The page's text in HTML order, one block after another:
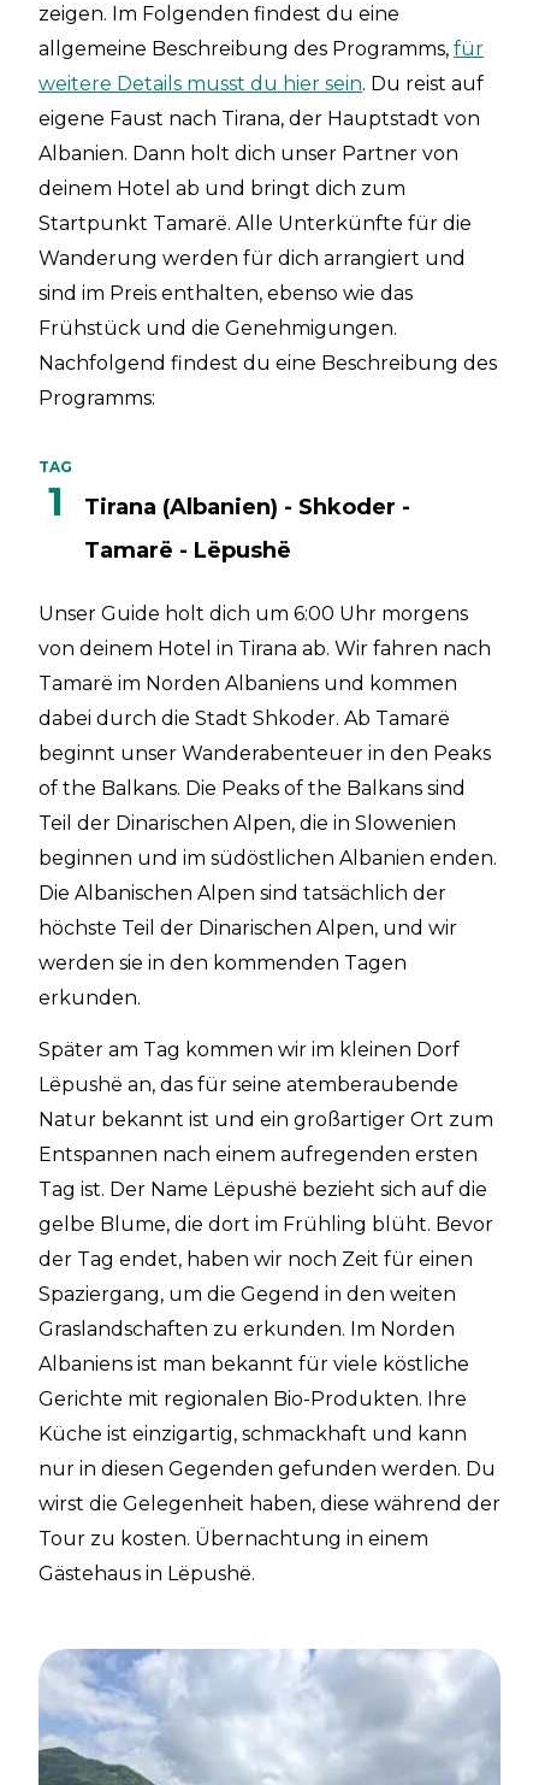
zeigen. Im Folgenden findest du eine
allgemeine Beschreibung des Programms, für
weitere Details musst du hier sein. Du reist auf
eigene Faust nach Tirana, der Hauptstadt von
Albanien. Dann holt dich unser Partner von
deinem Hotel ab und bringt dich zum
Startpunkt Tamarë. Alle Unterkünfte für die
Wanderung werden für dich arrangiert und
sind im Preis enthalten, ebenso wie das
Frühstück und die Genehmigungen.
Nachfolgend findest du eine Beschreibung des
Programms:
TAG
1
Tirana (Albanien) - Shkoder -
Tamarë - Lëpushë
Unser Guide holt dich um 6:00 Uhr morgens
von deinem Hotel in Tirana ab. Wir fahren nach
Tamarë im Norden Albaniens und kommen
dabei durch die Stadt Shkoder. Ab Tamarë
beginnt unser Wanderabenteuer in den Peaks
of the Balkans. Die Peaks of the Balkans sind
Teil der Dinarischen Alpen, die in Slowenien
beginnen und im südöstlichen Albanien enden.
Die Albanischen Alpen sind tatsächlich der
höchste Teil der Dinarischen Alpen, und wir
werden sie in den kommenden Tagen
erkunden.
Später am Tag kommen wir im kleinen Dorf
Lëpushë an, das für seine atemberaubende
Natur bekannt ist und ein großartiger Ort zum
Entspannen nach einem aufregenden ersten
Tag ist. Der Name Lëpushë bezieht sich auf die
gelbe Blume, die dort im Frühling blüht. Bevor
der Tag endet, haben wir noch Zeit für einen
Spaziergang, um die Gegend in den weiten
Graslandschaften zu erkunden. Im Norden
Albaniens ist man bekannt für viele köstliche
Gerichte mit regionalen Bio-Produkten. Ihre
Küche ist einzigartig, schmackhaft und kann
nur in diesen Gegenden gefunden werden. Du
wirst die Gelegenheit haben, diese während der
Tour zu kosten. Übernachtung in einem
Gästehaus in Lëpushë.